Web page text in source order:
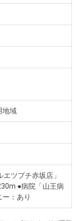
地域
ツプチ赤坂店」
●病院「山王病
：あり